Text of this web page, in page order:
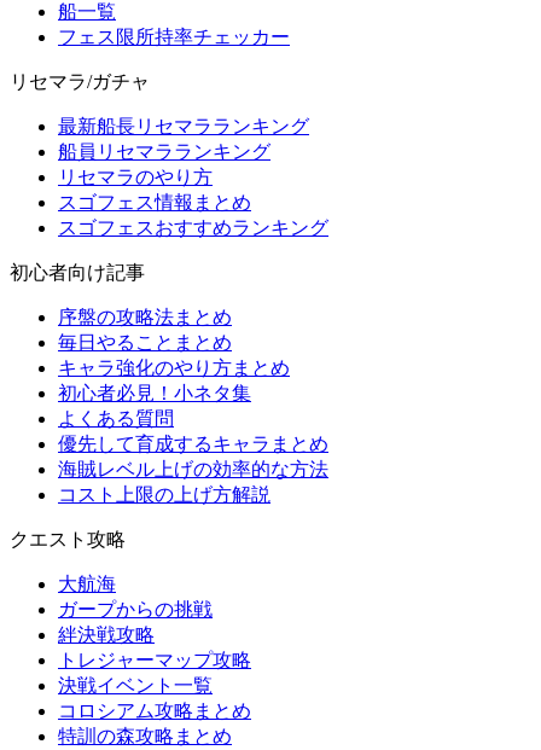
船一覧
フェス限所持率チェッカー
リセマラ/ガチャ
最新船長リセマラランキング
船員リセマラランキング
リセマラのやり方
スゴフェス情報まとめ
スゴフェスおすすめランキング
初心者向け記事
序盤の攻略法まとめ
毎日やることまとめ
キャラ強化のやり方まとめ
初心者必見！小ネタ集
よくある質問
優先して育成するキャラまとめ
海賊レベル上げの効率的な方法
コスト上限の上げ方解説
クエスト攻略
大航海
ガープからの挑戦
絆決戦攻略
トレジャーマップ攻略
決戦イベント一覧
コロシアム攻略まとめ
特訓の森攻略まとめ